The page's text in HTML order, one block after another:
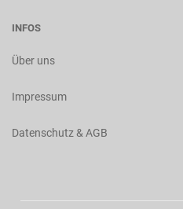
INFOS
Über uns
Impressum
Datenschutz & AGB